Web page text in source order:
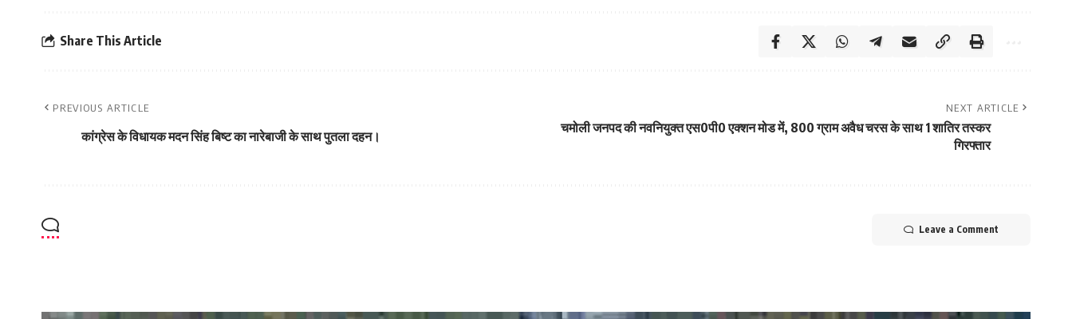
Share This Article
PREVIOUS ARTICLE
कांग्रेस के विधायक मदन सिंह बिष्ट का नारेबाजी के साथ पुतला दहन।
NEXT ARTICLE
चमोली जनपद की नवनियुक्त एस0पी0 एक्शन मोड में, 800 ग्राम अवैध चरस के साथ 1 शातिर तस्कर
गिरफ्तार
Leave a Comment